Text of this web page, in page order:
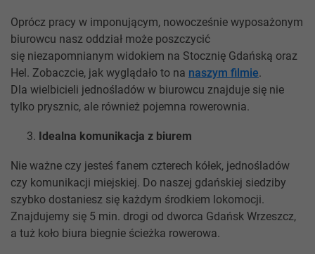
Oprócz pracy w imponującym, nowocześnie wyposażonym
biurowcu nasz oddział może poszczycić
się niezapomnianym widokiem na Stocznię Gdańską oraz
Hel. Zobaczcie, jak wyglądało to na naszym filmie.
Dla wielbicieli jednośladów w biurowcu znajduje się nie
tylko prysznic, ale również pojemna rowerownia.
Idealna komunikacja z biurem
Nie ważne czy jesteś fanem czterech kółek, jednośladów
czy komunikacji miejskiej. Do naszej gdańskiej siedziby
szybko dostaniesz się każdym środkiem lokomocji.
Znajdujemy się 5 min. drogi od dworca Gdańsk Wrzeszcz,
a tuż koło biura biegnie ścieżka rowerowa.